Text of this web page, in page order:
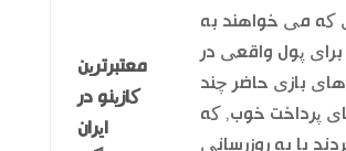
معتبرترین
کازینو در
ایران
که می خواهند به
برای پول واقعی در
بازی حاضر چند
پرداخت خوب, که
با به روزرسانی